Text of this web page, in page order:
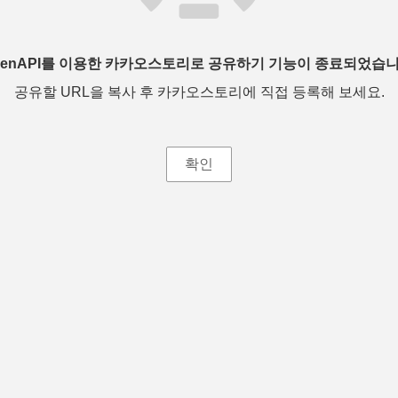
를 이용한 카카오스토리로 공유하기 기능이 종료되었습
공유할 URL을 복사 후 카카오스토리에 직접 등록해 보세요.
확인